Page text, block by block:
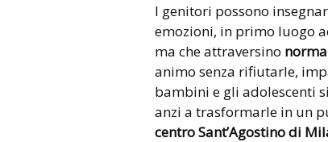
I genitori possono
emozioni, in primo luogo
ma che attraversino
animo senza rifiutarle,
bambini e gli adolescenti
anzi a trasformarle in un
centro Sant’Agostino di